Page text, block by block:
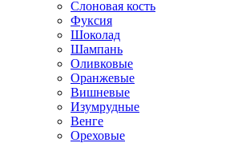
Слоновая кость
Фуксия
Шоколад
Шампань
Оливковые
Оранжевые
Вишневые
Изумрудные
Венге
Ореховые